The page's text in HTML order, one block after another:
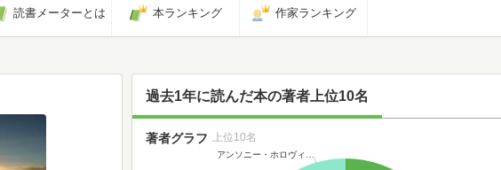
読書メーターとは 本ランキング 作家ランキング
過去1年に読んだ本の著者上位10名
アンソニー・ホロヴィ…
著者グラフ 上位10名